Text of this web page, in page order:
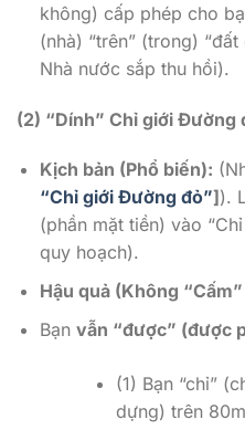
không) cấp phép cho
(nhà) “trên” (trong)
Nhà nước sắp thu hồi).
(2) “Dính” Chỉ giới Đường
Kịch bản (Phổ biến):
“Chỉ giới Đường đỏ”]).
(phần mặt tiền) vào
quy hoạch).
Hậu quả (Không
Bạn vẫn “được” (được
(1) Bạn “chỉ”
dựng) trên